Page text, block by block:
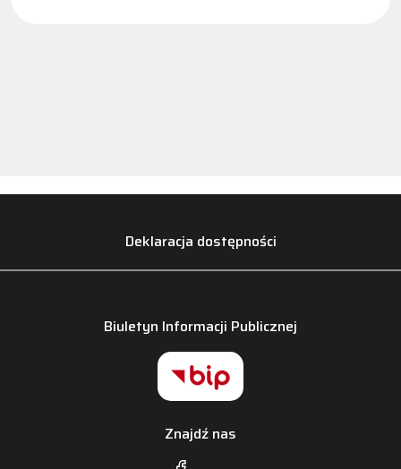
Deklaracja dostępności
Biuletyn Informacji Publicznej
Znajdź nas